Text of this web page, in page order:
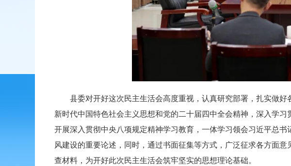
县委对开好这次民主生活会高度重视，认真研究部署，扎实做好
新时代中国特色社会主义思想和党的二十届四中全会精神，深入学
开展深入贯彻中央八项规定精神学习教育，一体学习领会习近平总
风建设的重要论述，同时，通过书面征集等方式，广泛征求各方面
查材料，为开好此次民主生活会筑牢坚实的思想理论基础。